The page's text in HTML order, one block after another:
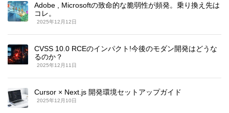
Adobe , Microsoftの致命的な脆弱性が頻発。乗り換え先は
コレ。
2025年12月12日
CVSS 10.0 RCEのインパクト!今後のモダン開発はどうな
るのか？
2025年12月11日
Cursor × Next.js 開発環境セットアップガイド
2025年12月10日